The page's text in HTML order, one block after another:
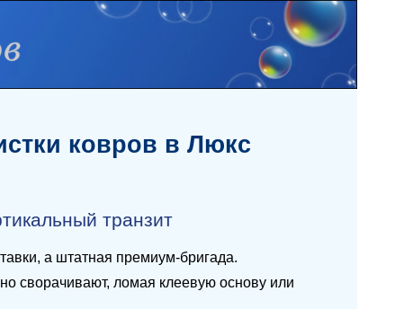
ковров в Люкс
транзит
а штатная премиум-бригада.
сворачивают, ломая клеевую основу или